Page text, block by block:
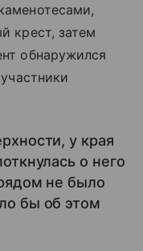
крест, затем
обнаружился
у края
о него
не было
бы об этом